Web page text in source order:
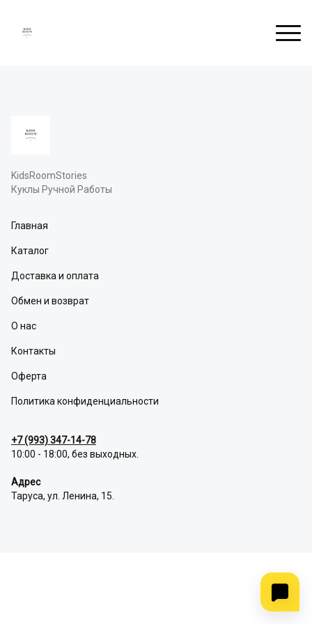
KidsRoomStories
Куклы Ручной Работы
Главная
Каталог
Доставка и оплата
Обмен и возврат
О нас
Контакты
Оферта
Политика конфиденциальности
+7 (993) 347-14-78
10:00 - 18:00, без выходных.
Адрес
Таруса, ул. Ленина, 15.